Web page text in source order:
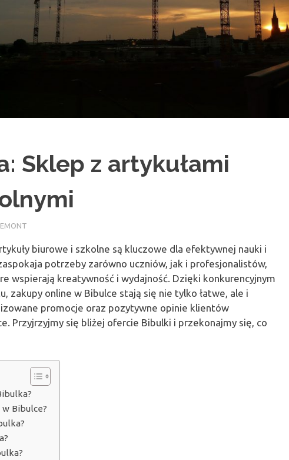
Sklep z artykułami
biurowe i szkolne są kluczowe dla efektywnej nauki i
potrzeby zarówno uczniów, jak i profesjonalistów,
wspierają kreatywność i wydajność. Dzięki konkurencyjnym
zakupy online w Bibulce stają się nie tylko łatwe, ale i
promocje oraz pozytywne opinie klientów
Przyjrzyjmy się bliżej ofercie Bibulki i przekonajmy się, co
Bibulce?